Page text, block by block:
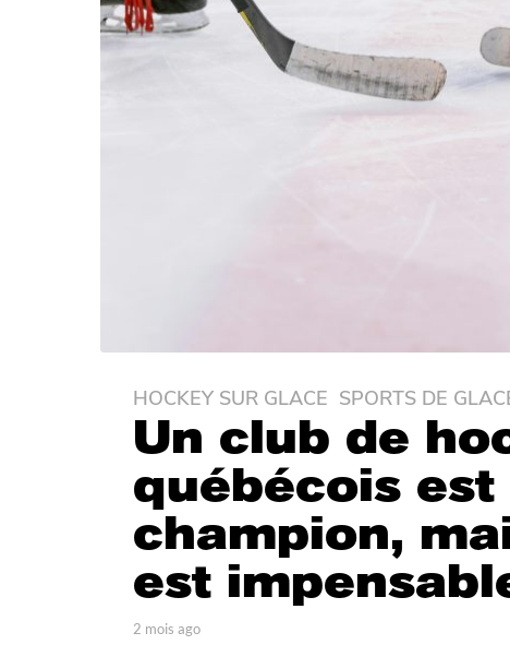
2
m
o
i
s
a
g
o
m
HOCKEY SUR GLACE ,SPORTS DE
Un club de
québécois est
champion,
est
p
2 mois ago